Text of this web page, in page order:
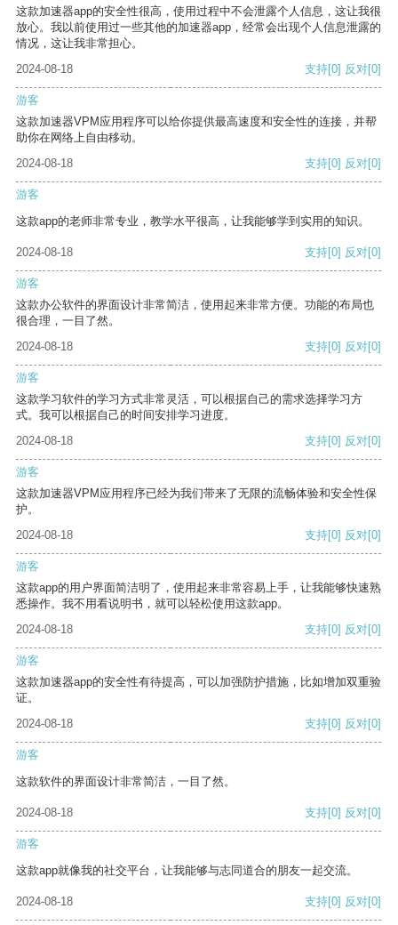
这款加速器app的安全性很高，使用过程中不会泄露个人信息，这让我很
放心。我以前使用过一些其他的加速器app，经常会出现个人信息泄露的
情况，这让我非常担心。
2024-08-18
支持[0] 反对[0]
游客
这款加速器VPM应用程序可以给你提供最高速度和安全性的连接，并帮
助你在网络上自由移动。
2024-08-18
支持[0] 反对[0]
游客
这款app的老师非常专业，教学水平很高，让我能够学到实用的知识。
2024-08-18 支持[0] 反对[0]
游客
这款办公软件的界面设计非常简洁，使用起来非常方便。功能的布局也
很合理，一目了然。
2024-08-18
支持[0] 反对[0]
游客
这款学习软件的学习方式非常灵活，可以根据自己的需求选择学习方
式。我可以根据自己的时间安排学习进度。
2024-08-18
支持[0] 反对[0]
游客
这款加速器VPM应用程序已经为我们带来了无限的流畅体验和安全性保
护。
2024-08-18
支持[0] 反对[0]
游客
这款app的用户界面简洁明了，使用起来非常容易上手，让我能够快速熟
悉操作。我不用看说明书，就可以轻松使用这款app。
2024-08-18
支持[0] 反对[0]
游客
这款加速器app的安全性有待提高，可以加强防护措施，比如增加双重验
证。
2024-08-18
支持[0] 反对[0]
游客
这款软件的界面设计非常简洁，一目了然。
2024-08-18 支持[0] 反对[0]
游客
这款app就像我的社交平台，让我能够与志同道合的朋友一起交流。
2024-08-18 支持[0] 反对[0]